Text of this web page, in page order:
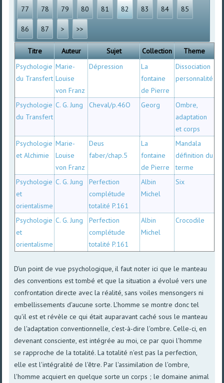
77 78 79 80 81 82 83 84 85
86 87 > >>
Titre Auteur Sujet Collection
Theme
Psychologie
du Transfert
Marie-
Louise
von Franz
Dépression
La
fontaine
de Pierre
Dissociation
personnalité
Psychologie
du Transfert
C. G. Jung Cheval/p.46O Georg
Ombre,
adaptation
et corps
Psychologie
et Alchimie
Marie-
Louise
von Franz
Deus
faber/chap.5
La
fontaine
de Pierre
Mandala
définition du
terme
Psychologie
et
orientalisme
C. G. Jung
Perfection
complétude
totalité P.161
Albin
Michel
Six
Psychologie
et
orientalisme
C. G. Jung
Perfection
complétude
totalité P.161
Albin
Michel
Crocodile
D'un point de vue psychologique, il faut noter ici que le manteau
des conventions est tombé et que la situation a évolué vers une
confrontation directe avec la réalité, sans voiles mensongers ni
embellissements d'aucune sorte. L'homme se montre donc tel
qu'il est et révèle ce qui était auparavant caché sous le manteau
de l'adaptation conventionnelle, c'est-à-dire l'ombre. Celle-ci, en
devenant consciente, est intégrée au moi, ce par quoi l'homme
se rapproche de la totalité. La totalité n'est pas la perfection,
elle est l'intégralité de l'être. Par l'assimilation de l'ombre,
l'homme acquiert en quelque sorte un corps ; le domaine animal